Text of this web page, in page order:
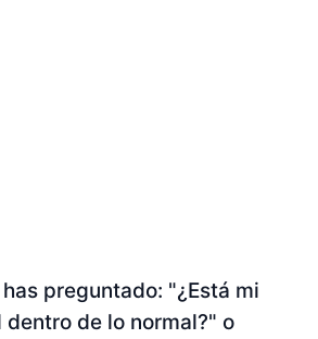
preguntado: "¿Está mi
de lo normal?" o